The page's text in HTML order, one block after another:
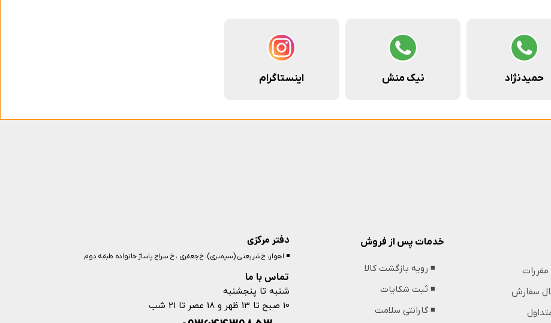
حمیدنژاد نیک منش اینستاگرام
دفتر مرکزی
تماس با ما
◾️ اهواز، خ شریعتی (سیمتری)، خ جعفری ، خ سراج پاساژ خانواده طبقه دوم
شنبه تا پنجشنبه
10 صبح تا 13 ظهر و 18 عصر تا 21 شب
مقررات
سفارش
خدمات پس از فروش
◾️ رویه بازگشت کالا
◾️ ثبت شکایات
◾️ گارانتی سلامت